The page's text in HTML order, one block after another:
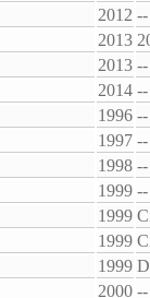
2012 --
2013
2013 --
2014 --
1996 --
1997 --
1998 --
1999 --
1999
1999
1999
2000 --